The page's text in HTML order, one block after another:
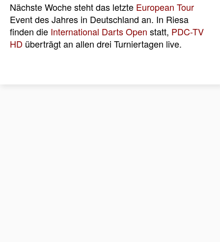
Nächste Woche steht das letzte European Tour
Event des Jahres in Deutschland an. In Riesa
finden die International Darts Open statt, PDC-TV
HD überträgt an allen drei Turniertagen live.